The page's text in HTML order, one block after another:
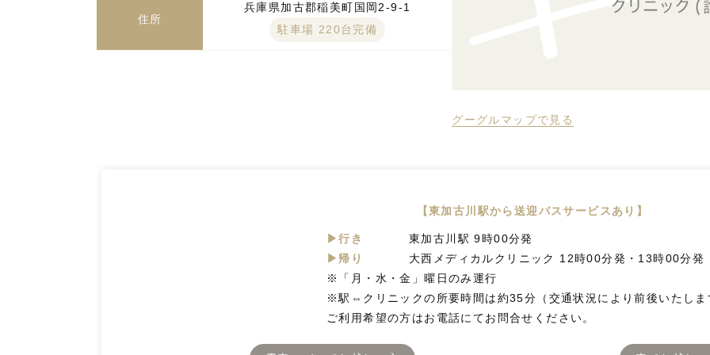
住所
兵庫県加古郡稲美町国岡2-9-1
駐車場 220台完備
グーグルマップで見る
【東加古川駅から送迎バスサービスあり】
▶行き
東加古川駅 9時00分発
▶帰り
大西メディカルクリニック 12時00分発・13時00分発
※「月・水・金」曜日のみ運行
※駅⇔クリニックの所要時間は約35分（交通状況により前後いたしま
ご利用希望の方はお電話にてお問合せください。